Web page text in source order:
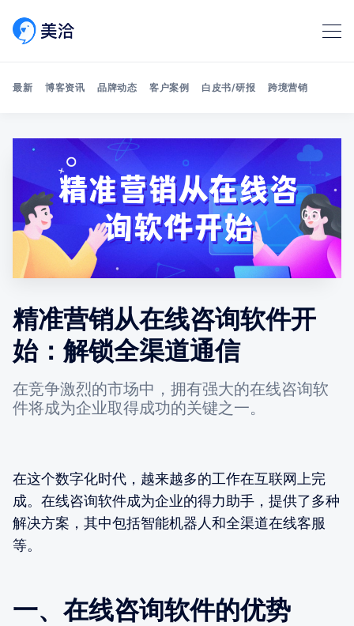
Search 美洽博客
最新 博客资讯 品牌动态 客户案例 白皮书/研报 跨境营销
精准营销从在线咨询软件开
始：解锁全渠道通信
在竞争激烈的市场中，拥有强大的在线咨询软
件将成为企业取得成功的关键之一。
在这个数字化时代，越来越多的工作在互联网上完
成。在线咨询软件成为企业的得力助手，提供了多种
解决方案，其中包括智能机器人和全渠道在线客服
等。
一、在线咨询软件的优势